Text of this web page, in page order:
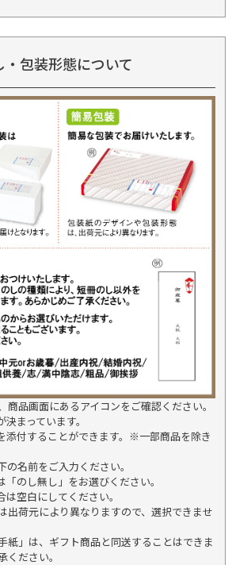
・包装形態について
商品画面にあるアイコンをご確認ください。
まっています。
添付することができます。※一部商品を除き
の名前をご入力ください。
のし無し」をお選びください。
空白にしてください。
出荷元により異なりますので、選択できませ
紙」は、ギフト商品と同送することはできま
ください。